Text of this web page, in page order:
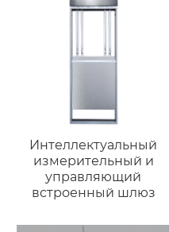
Интеллектуальный
измерительный и
управляющий
встроенный шлюз